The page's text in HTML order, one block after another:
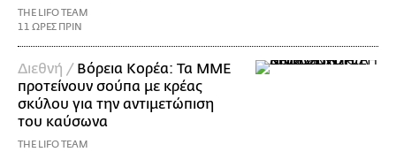
THE LIFO TEAM
11 ΩΡΕΣ ΠΡΙΝ
Διεθνή / Βόρεια Κορέα: Τα ΜΜΕ
προτείνουν σούπα με κρέας
σκύλου για την αντιμετώπιση
του καύσωνα
THE LIFO TEAM